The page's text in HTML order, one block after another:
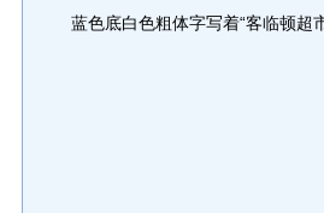
蓝色底白色粗体字写着“客临顿超